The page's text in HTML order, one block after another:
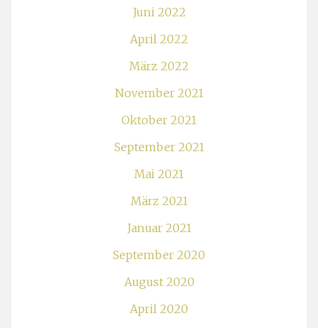
Juni 2022
April 2022
März 2022
November 2021
Oktober 2021
September 2021
Mai 2021
März 2021
Januar 2021
September 2020
August 2020
April 2020